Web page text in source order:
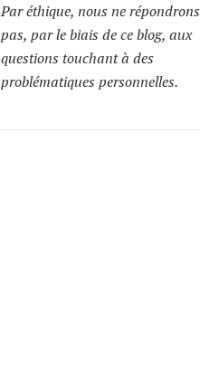
Par éthique, nous ne répondrons
pas, par le biais de ce blog, aux
questions touchant à des
problématiques personnelles.